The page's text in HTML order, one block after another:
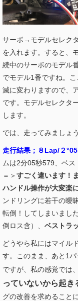
サーボ→モデルセレク
を入れます。すると、
続中のサーボのモデル
でモデル1番ですね。
滅に変わりますので、
です。モデルセレクタ
します。
では、走ってみましょう
走行結果；８Lap/２
ムは2分05秒579、ベス
＝＞すごく違います！
ハンドル操作が大変楽
ンドリングに若干の曖
転倒！してしまいまし
倒ロス含）、 ベストラ
どうやら私にはマイル
す。このまま、あと1
ですが、私の感覚では、
っていないから起き
グの改善を求めること